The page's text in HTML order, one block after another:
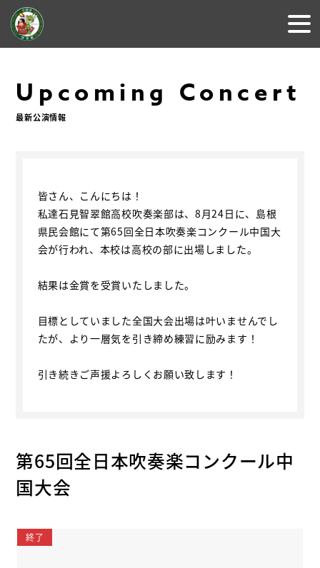
Upcoming Concert
最新公演情報
皆さん、こんにちは！
私達石見智翠館高校吹奏楽部は、8月24日に、島根
県民会館にて第65回全日本吹奏楽コンクール中国大
会が行われ、本校は高校の部に出場しました。
結果は金賞を受賞いたしました。
目標としていました全国大会出場は叶いませんでし
たが、より一層気を引き締め練習に励みます！
引き続きご声援よろしくお願い致します！
第65回全日本吹奏楽コンクール中
国大会
終了